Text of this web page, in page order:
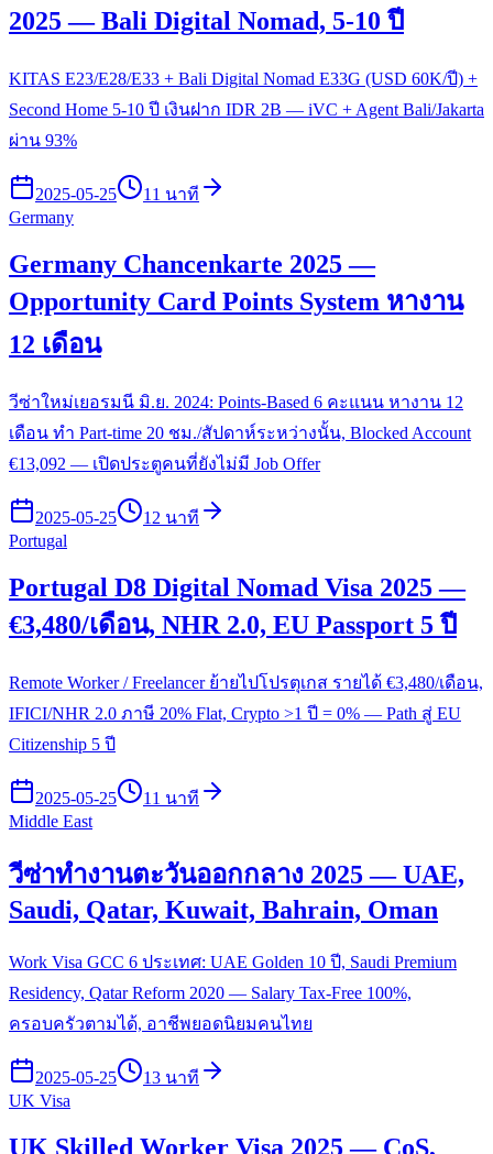
2025 — Bali Digital Nomad, 5-10 ปี
KITAS E23/E28/E33 + Bali Digital Nomad E33G (USD 60K/ปี) +
Second Home 5-10 ปี เงินฝาก IDR 2B — iVC + Agent Bali/Jakarta
ผ่าน 93%
2025-05-25
11 นาที
Germany
Germany Chancenkarte 2025 —
Opportunity Card Points System หางาน
12 เดือน
วีซ่าใหม่เยอรมนี มิ.ย. 2024: Points-Based 6 คะแนน หางาน 12
เดือน ทำ Part-time 20 ชม./สัปดาห์ระหว่างนั้น, Blocked Account
€13,092 — เปิดประตูคนที่ยังไม่มี Job Offer
2025-05-25
12 นาที
Portugal
Portugal D8 Digital Nomad Visa 2025 —
€3,480/เดือน, NHR 2.0, EU Passport 5 ปี
Remote Worker / Freelancer ย้ายไปโปรตุเกส รายได้ €3,480/เดือน,
IFICI/NHR 2.0 ภาษี 20% Flat, Crypto >1 ปี = 0% — Path สู่ EU
Citizenship 5 ปี
2025-05-25
11 นาที
Middle East
วีซ่าทำงานตะวันออกกลาง 2025 — UAE,
Saudi, Qatar, Kuwait, Bahrain, Oman
Work Visa GCC 6 ประเทศ: UAE Golden 10 ปี, Saudi Premium
Residency, Qatar Reform 2020 — Salary Tax-Free 100%,
ครอบครัวตามได้, อาชีพยอดนิยมคนไทย
2025-05-25
13 นาที
UK Visa
UK Skilled Worker Visa 2025 — CoS,